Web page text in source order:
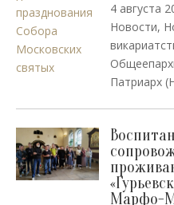
4 августа
Новости,
Патриарх
Марфо-